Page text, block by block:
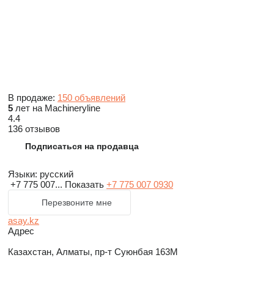
В продаже: 150 объявлений
5 лет на Machineryline
4.4
136 отзывов
Подписаться на продавца
Языки: русский
+7 775 007... Показать +7 775 007 0930
Перезвоните мне
asay.kz
Адрес
Казахстан, Алматы, пр-т Суюнбая 163М